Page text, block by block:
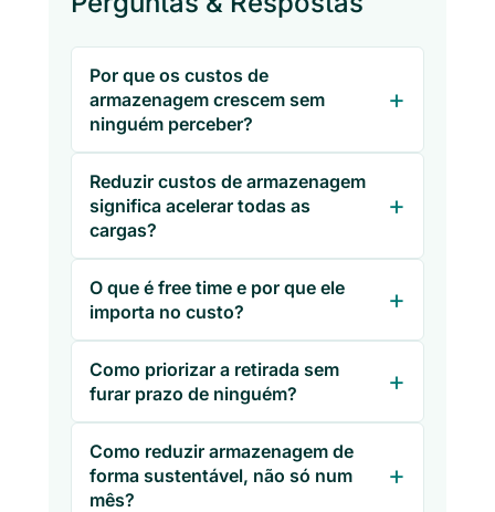
Por que os custos de
armazenagem crescem sem
ninguém perceber?
Reduzir custos de armazenagem
significa acelerar todas as
cargas?
O que é free time e por que ele
importa no custo?
Como priorizar a retirada sem
furar prazo de ninguém?
Como reduzir armazenagem de
forma sustentável, não só num
mês?